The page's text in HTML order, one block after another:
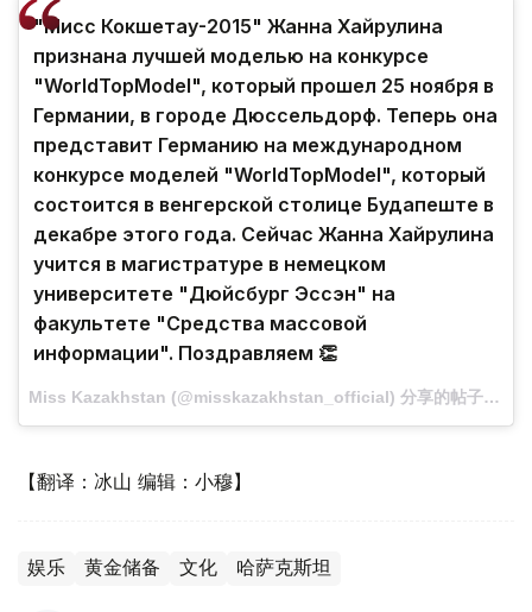
"Мисс Кокшетау-2015" Жанна Хайрулина
признана лучшей моделью на конкурсе
"WorldTopModel", который прошел 25 ноября в
Германии, в городе Дюссельдорф. Теперь она
представит Германию на международном
конкурсе моделей "WorldTopModel", который
состоится в венгерской столице Будапеште в
декабре этого года. Сейчас Жанна Хайрулина
учится в магистратуре в немецком
университете "Дюйсбург Эссэн" на
факультете "Средства массовой
информации". Поздравляем 👏
Miss Kazakhstan (@misskazakhstan_official) 分享的帖子 · 2017-11-27，5:43 PST
【翻译：冰山 编辑：小穆】
娱乐 黄金储备 文化 哈萨克斯坦